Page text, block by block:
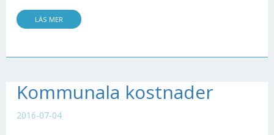
LÄS MER
Kommunala kostnader
2016-07-04